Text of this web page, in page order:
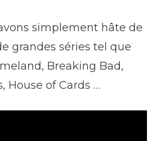
simplement hâte de
grandes séries tel que
Breaking Bad,
House of Cards …